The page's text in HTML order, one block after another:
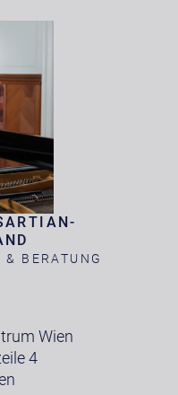
BERATUNG
Wien
4